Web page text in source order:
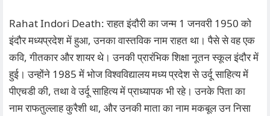
Rahat Indori Death: राहत इंदौरी का जन्म 1 जनवरी 1950 को
इंदौर मध्यप्रदेश में हुआ, उनका वास्तविक नाम राहत था। पैसे से वह एक
कवि, गीतकार और शायर थे। उनकी प्रारंभिक शिक्षा नूतन स्कूल इंदौर में
हुई। उन्होंने 1985 में भोज विश्वविद्यालय मध्य प्रदेश से उर्दू साहित्य में
पीएचडी की, तथा वे उर्दू साहित्य में प्राध्यापक भी रहे। उनके पिता का
नाम राफतुल्लाह कुरैशी था, और उनकी माता का नाम मकबूल उन निसा